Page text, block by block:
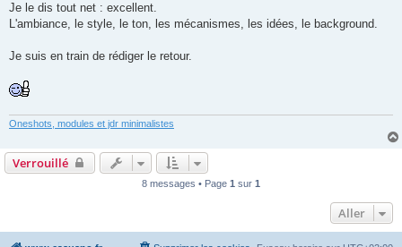
a
g
Je le dis tout net : excellent.
L'ambiance, le style, le ton, les mécanismes, les idées, le background.
Je suis en train de rédiger le retour.
Oneshots, modules et jdr minimalistes
Verrouillé
8 messages • Page 1 sur 1
Aller